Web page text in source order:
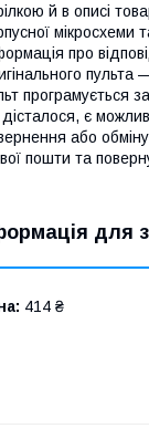
й в описі
мікросхеми
про
програмується
є
або
пошти та
для
414 ₴